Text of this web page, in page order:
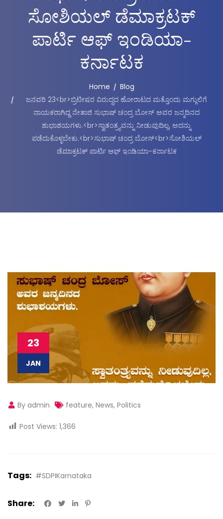
ಸೋಶಿಯಲ್‌ ಡೆಮಾಕ್ರಟಕ್
ಪಾರ್ಟಿ ಆಫ್ ಇಂಡಿಯಾ-
ಕರ್ನಾಟಕ
Home
Blog
ಜನವರಿ 23<br>ಬ್ರಿಟೀಷರ ವಿರುದ್ಧದ ಹೋರಾಟದ ಮತ್ತೊಂದು ಮಗ್ಗುಲಿಗೆ
ನಾಯಕರಾಗಿದ್ದ ನೇತಾಜಿ ಸುಭಾಷ್ ಚಂದ್ರ ಬೋಸ್ ಅವರ ಜನ್ಮದಿನದ
ಶುಭಾಶಯಗಳು.<br>ಸ್ವಾತಂತ್ರ್ಯವನ್ನು ನೀಡುವುದಿಲ್ಲ, ಅದನ್ನು
ಪಡೆದುಕೊಳ್ಳಬೇಕು.<br>ಸುಭಾಷ್ ಚಂದ್ರ ಬೋಸ್<br>ಸೋಶಿಯಲ್‌
ಡೆಮಾಕ್ರಟಕ್ ಪಾರ್ಟಿ ಆಫ್ ಇಂಡಿಯಾ-ಕರ್ನಾಟಕ
23
JAN
By admin feature, News, Politics
Post Views: 1,366
Tags: #SDPIKarnataka
Share: